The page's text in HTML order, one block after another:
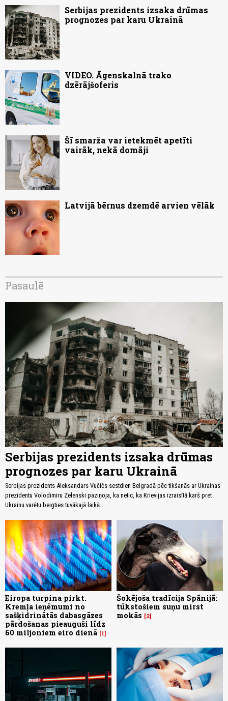
Serbijas prezidents izsaka drūmas
prognozes par karu Ukrainā
VIDEO. Āgenskalnā trako
dzērājšoferis
Šī smarža var ietekmēt apetīti
vairāk, nekā domāji
Latvijā bērnus dzemdē arvien vēlāk
Pasaulē
Serbijas prezidents izsaka drūmas
prognozes par karu Ukrainā
Serbijas prezidents Aleksandars Vučičs sestdien Belgradā pēc tikšanās ar Ukrainas
prezidentu Volodimiru Zelenski paziņoja, ka netic, ka Krievijas izraisītā karš pret
Ukrainu varētu beigties tuvākajā laikā.
Eiropa turpina pirkt.
Kremļa ieņēmumi no
sašķidrinātās dabasgāzes
pārdošanas pieauguši līdz
60 miljoniem eiro dienā 1
Šokējoša tradīcija Spānijā:
tūkstošiem suņu mirst
mokās
2